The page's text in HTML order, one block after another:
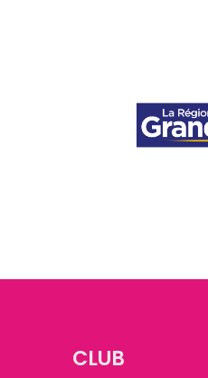
CLUB